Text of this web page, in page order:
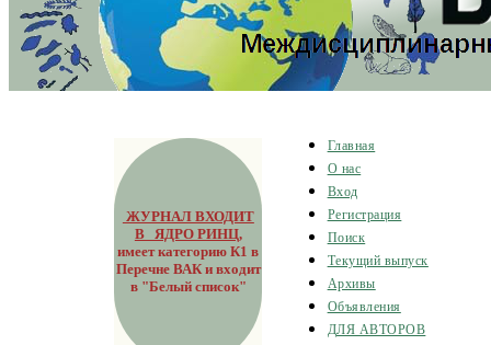
ЖУРНАЛ ВХОДИТ
В ЯДРО РИНЦ,
имеет категорию К1 в
Перечне ВАК и входит
в "Белый список"
Главная
О нас
Вход
Регистрация
Поиск
Текущий выпуск
Архивы
Объявления
ДЛЯ АВТОРОВ